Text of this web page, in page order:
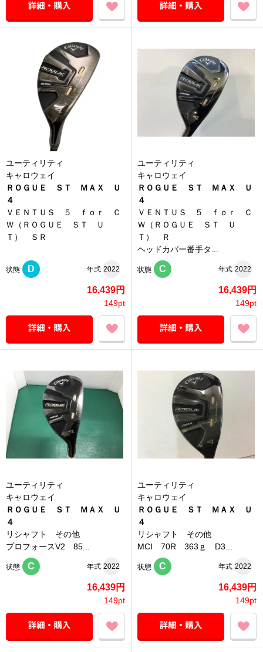
ユーティリティ
キャロウェイ
ＲＯＧＵＥ ＳＴ ＭＡＸ Ｕ
４
ＶＥＮＴＵＳ ５ ｆｏｒ Ｃ
Ｗ（ＲＯＧＵＥ ＳＴ Ｕ
Ｔ） ＳＲ
状態 D 年式 2022
16,439円
149pt
ユーティリティ
キャロウェイ
ＲＯＧＵＥ ＳＴ ＭＡＸ Ｕ
４
ＶＥＮＴＵＳ ５ ｆｏｒ Ｃ
Ｗ（ＲＯＧＵＥ ＳＴ Ｕ
Ｔ） Ｒ
ヘッドカバー番手タ...
状態 C 年式 2022
16,439円
149pt
ユーティリティ
キャロウェイ
ＲＯＧＵＥ ＳＴ ＭＡＸ Ｕ
４
リシャフト その他
プロフォースV2 85...
状態 C 年式 2022
16,439円
149pt
ユーティリティ
キャロウェイ
ＲＯＧＵＥ ＳＴ ＭＡＸ Ｕ
４
リシャフト その他
MCI 70R 363ｇ D3...
状態 C 年式 2022
16,439円
149pt